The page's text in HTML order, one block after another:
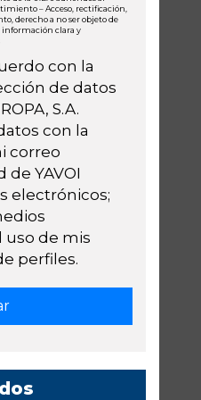
– Acceso, rectificación,
derecho a no ser objeto de
información clara y
con la
de datos
S.A.
con la
correo
YAVOI
electrónicos;
uso de mis
perfiles.